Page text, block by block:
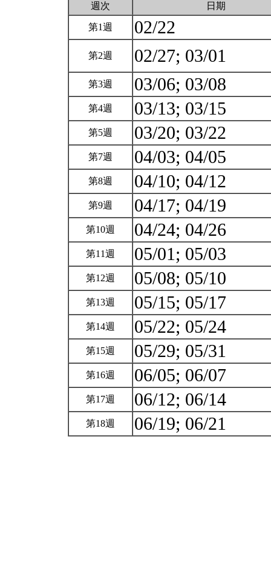
週次 日期
第1週 02/22
第2週 02/27; 03/01
第3週 03/06; 03/08
第4週 03/13; 03/15
第5週 03/20; 03/22
第7週 04/03; 04/05
第8週 04/10; 04/12
第9週 04/17; 04/19
第10週 04/24; 04/26
第11週 05/01; 05/03
第12週 05/08; 05/10
第13週 05/15; 05/17
第14週 05/22; 05/24
第15週 05/29; 05/31
第16週 06/05; 06/07
第17週 06/12; 06/14
第18週 06/19; 06/21